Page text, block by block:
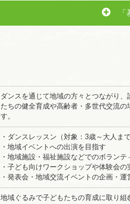
「基
ダンスを通じて地域の方々とつながり
たちの健全育成や高齢者・多世代交流
す。
・ダンスレッスン（対象：3歳～大人まで
・地域イベントへの出演を目指す
・地域施設・福祉施設などでのボランテ
・子ども向けワークショップや体験会の
・発表会・地域交流イベントの企画・運
地域ぐるみで子どもたちの育成に取り